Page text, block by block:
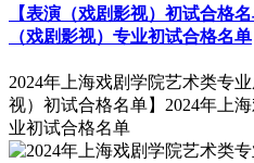
【表演（戏剧影视）初试合格
（戏剧影视）专业初试合格名单
2024年上海戏剧学院艺术类专
视）初试合格名单】2024年上
业初试合格名单